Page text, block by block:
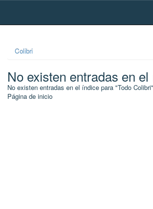
Skip
Colibri
No existen entradas en
No existen entradas en el índice para "Todo
Página de inicio